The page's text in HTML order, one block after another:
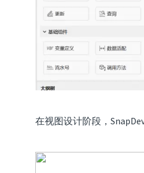
在视图设计阶段，